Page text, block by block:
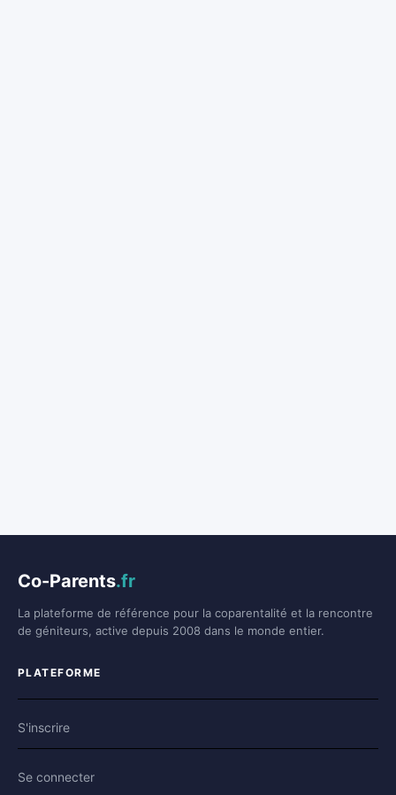
Co-Parents.fr
La plateforme de référence pour la coparentalité et la rencontre
de géniteurs, active depuis 2008 dans le monde entier.
PLATEFORME
S'inscrire
Se connecter